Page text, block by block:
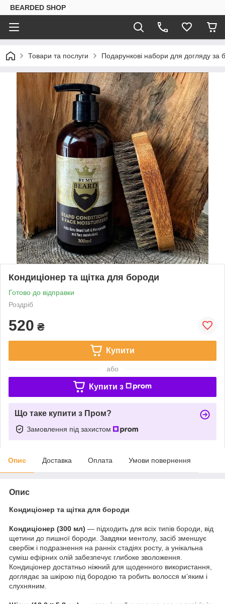
BEARDED SHOP
Товари та послуги Подарункові набори для догляду за
Кондиціонер та щітка для бороди
Готово до відправки
Роздріб
520 ₴
Купити
або
Купити з
Що таке купити з Пром?
Замовлення під захистом
Опис Доставка Оплата Умови повернення
Опис
Кондиціонер та щітка для бороди
Кондиціонер (300 мл) — підходить для всіх типів бороди, від
щетини до пишної бороди. Завдяки ментолу, засіб зменшує
свербіж і подразнення на ранніх стадіях росту, а унікальна
суміш ефірних олій забезпечує глибоке зволоження.
Кондиціонер достатньо ніжний для щоденного використання,
доглядає за шкірою під бородою та робить волосся м’яким і
слухняним.